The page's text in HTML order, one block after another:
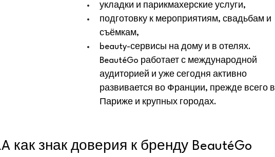
укладки и парикмахерские услуги,
подготовку к мероприятиям, свадьбам и
съёмкам,
beauty-сервисы на дому и в отелях.
BeautéGo работает с международной
аудиторией и уже сегодня активно
развивается во Франции, прежде всего в
Париже и крупных городах.
как знак доверия к бренду BeautéGo